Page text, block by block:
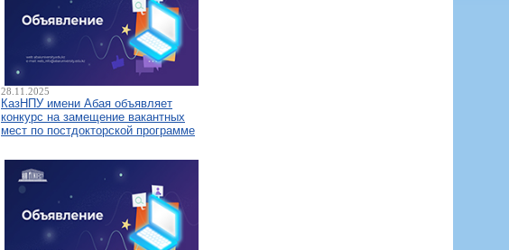
28.11.2025
КазНПУ имени Абая объявляет
конкурс на замещение вакантных
мест по постдокторской программе